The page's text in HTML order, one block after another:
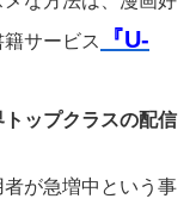
サービス
『U-
ップクラスの配信
が急増中という事